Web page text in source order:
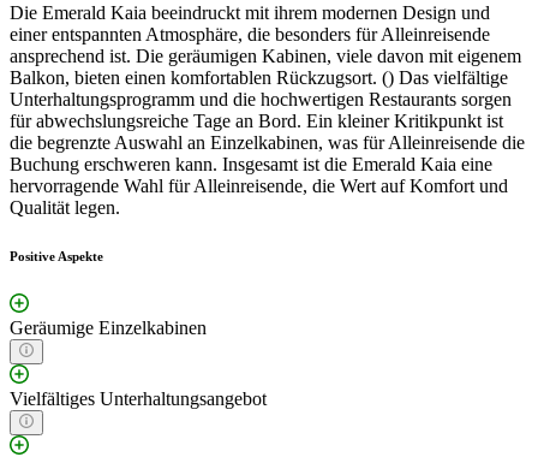
Die Emerald Kaia beeindruckt mit ihrem modernen Design und
einer entspannten Atmosphäre, die besonders für Alleinreisende
ansprechend ist. Die geräumigen Kabinen, viele davon mit eigenem
Balkon, bieten einen komfortablen Rückzugsort. () Das vielfältige
Unterhaltungsprogramm und die hochwertigen Restaurants sorgen
für abwechslungsreiche Tage an Bord. Ein kleiner Kritikpunkt ist
die begrenzte Auswahl an Einzelkabinen, was für Alleinreisende die
Buchung erschweren kann. Insgesamt ist die Emerald Kaia eine
hervorragende Wahl für Alleinreisende, die Wert auf Komfort und
Qualität legen.
Positive Aspekte
Geräumige Einzelkabinen
Vielfältiges Unterhaltungsangebot